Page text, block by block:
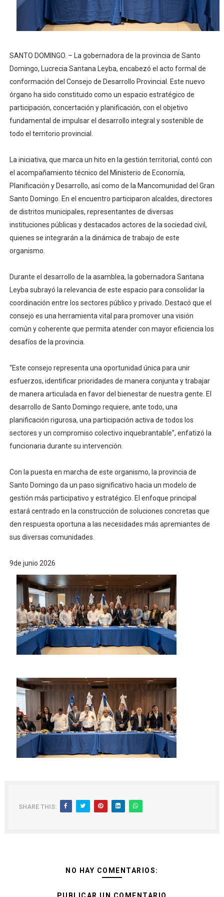
Lee Ballester a los que se forman como agentes
Trabajadores de la prensa y Obispado de la Provincia
Ministerio de Cultura anuncia ganadores de Premios
Más de 180 dirigentes sindicales de las Américas se
SANTO DOMINGO. – La gobernadora de la provincia de Santo
Domingo, Lucrecia Santana Leyba, encabezó el acto formal de
conformación del Consejo de Desarrollo Provincial. Este nuevo
órgano ha sido constituido como un espacio estratégico de
participación, concertación y planificación, con el objetivo
fundamental de impulsar el desarrollo integral y sostenible de
todo el territorio provincial.
La iniciativa, que marca un hito en la gestión territorial, contó con
el acompañamiento técnico del Ministerio de Economía,
Planificación y Desarrollo, así como de la Mancomunidad del Gran
Santo Domingo. En el encuentro participaron alcaldes, directores
de distritos municipales, representantes de diversas
instituciones públicas y destacados actores de la sociedad civil,
quienes se integrarán a la dinámica de trabajo de este
organismo.
Durante el desarrollo de la asamblea, la gobernadora Santana
Leyba subrayó la relevancia de este espacio para consolidar la
coordinación entre los sectores público y privado. Destacó que el
consejo es una herramienta vital para promover una visión
común y coherente que permita atender con mayor eficiencia los
desafíos de la provincia.
“Este consejo representa una oportunidad única para unir
esfuerzos, identificar prioridades de manera conjunta y trabajar
de manera articulada en favor del bienestar de nuestra gente. El
desarrollo de Santo Domingo requiere, ante todo, una
planificación rigurosa, una participación activa de todos los
sectores y un compromiso colectivo inquebrantable”, enfatizó la
funcionaria durante su intervención.
Con la puesta en marcha de este organismo, la provincia de
Santo Domingo da un paso significativo hacia un modelo de
gestión más participativo y estratégico. El enfoque principal
estará centrado en la construcción de soluciones concretas que
den respuesta oportuna a las necesidades más apremiantes de
sus diversas comunidades.
9de junio 2026
SHARE THIS:
NO HAY COMENTARIOS: